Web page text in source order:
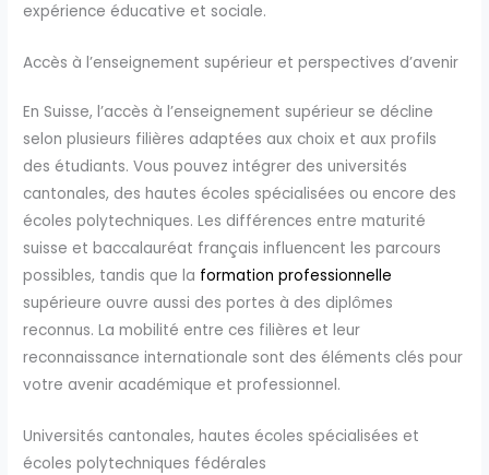
expérience éducative et sociale.
Accès à l’enseignement supérieur et perspectives d’avenir
En Suisse, l’accès à l’enseignement supérieur se décline
selon plusieurs filières adaptées aux choix et aux profils
des étudiants. Vous pouvez intégrer des universités
cantonales, des hautes écoles spécialisées ou encore des
écoles polytechniques. Les différences entre maturité
suisse et baccalauréat français influencent les parcours
possibles, tandis que la formation professionnelle
supérieure ouvre aussi des portes à des diplômes
reconnus. La mobilité entre ces filières et leur
reconnaissance internationale sont des éléments clés pour
votre avenir académique et professionnel.
Universités cantonales, hautes écoles spécialisées et
écoles polytechniques fédérales